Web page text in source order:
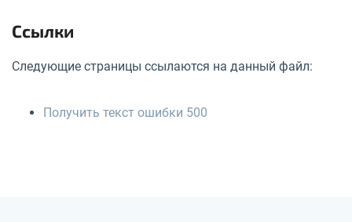
Ссылки
Следующие страницы ссылаются на данный файл:
Получить текст ошибки 500